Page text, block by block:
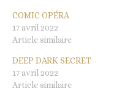
COMIC OPÉRA
17 avril 2022
Article similaire
DEEP DARK SECRET
17 avril 2022
Article similaire